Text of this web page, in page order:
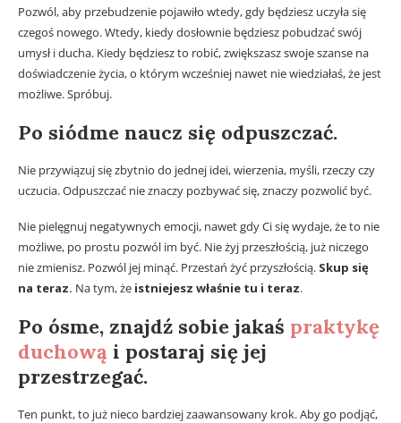
Pozwól, aby przebudzenie pojawiło wtedy, gdy będziesz uczyła się
czegoś nowego. Wtedy, kiedy dosłownie będziesz pobudzać swój
umysł i ducha. Kiedy będziesz to robić, zwiększasz swoje szanse na
doświadczenie życia, o którym wcześniej nawet nie wiedziałaś, że jest
możliwe. Spróbuj.
Po siódme naucz się odpuszczać.
Nie przywiązuj się zbytnio do jednej idei, wierzenia, myśli, rzeczy czy
uczucia. Odpuszczać nie znaczy pozbywać się, znaczy pozwolić być.
Nie pielęgnuj negatywnych emocji, nawet gdy Ci się wydaje, że to nie
możliwe, po prostu pozwól im być. Nie żyj przeszłością, już niczego
nie zmienisz. Pozwól jej minąć. Przestań żyć przyszłością. Skup się
na teraz. Na tym, że istniejesz właśnie tu i teraz.
Po ósme, znajdź sobie jakaś praktykę
duchową i postaraj się jej
przestrzegać.
Ten punkt, to już nieco bardziej zaawansowany krok. Aby go podjąć,